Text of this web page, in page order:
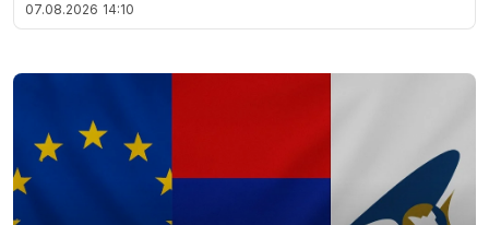
07.08.2026 14:10